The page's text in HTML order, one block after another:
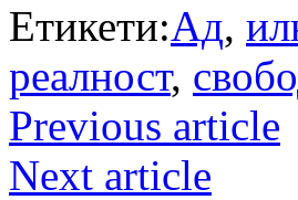
Етикети:Ад,
реалност,
Previous article
Next article